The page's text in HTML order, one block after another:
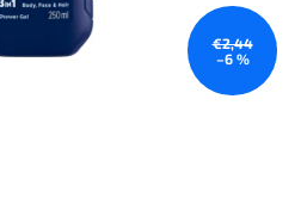
€2,44
–6 %